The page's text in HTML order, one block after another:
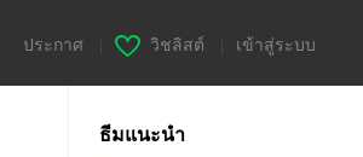
ประกาศ วิชลิสต์ เข้าสู่ระบบ
ธีมแนะนำ